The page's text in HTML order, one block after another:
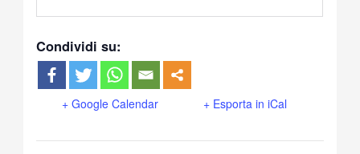
Condividi su:
+ Google Calendar + Esporta in iCal